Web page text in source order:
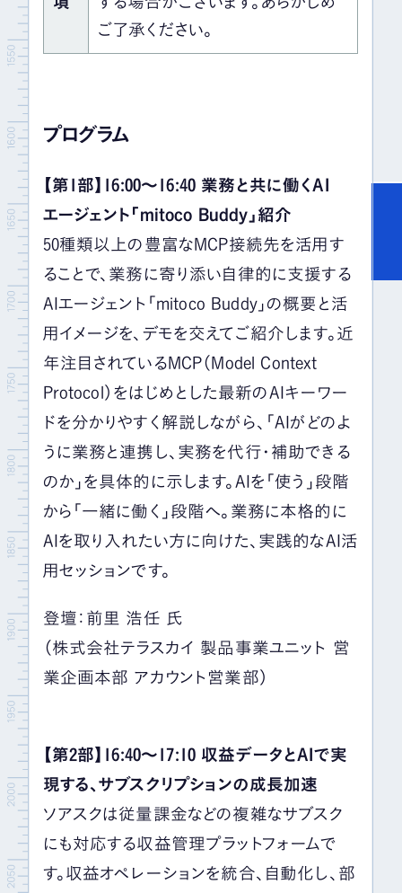
ご了承ください。
プログラム
【第1部】16:00～16:40 業務と共に働くAI
エージェント「mitoco Buddy」紹介
50種類以上の豊富なMCP接続先を活用す
ることで、業務に寄り添い自律的に支援する
AIエージェント「mitoco Buddy」の概要と活
用イメージを、デモを交えてご紹介します。近
年注目されているMCP（Model Context
Protocol）をはじめとした最新のAIキーワー
ドを分かりやすく解説しながら、「AIがどのよ
うに業務と連携し、実務を代行・補助できる
のか」を具体的に示します。AIを「使う」段階
から「一緒に働く」段階へ。業務に本格的に
AIを取り入れたい方に向けた、実践的なAI活
用セッションです。
登壇：前里 浩任 氏
（株式会社テラスカイ 製品事業ユニット 営
業企画本部 アカウント営業部）
【第2部】16:40～17:10 収益データとAIで実
現する、サブスクリプションの成長加速
ソアスクは従量課金などの複雑なサブスク
にも対応する収益管理プラットフォームで
す。収益オペレーションを統合、自動化し、部